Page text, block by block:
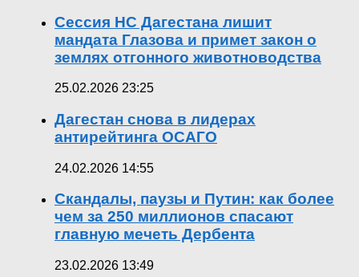
Сессия НС Дагестана лишит
мандата Глазова и примет закон о
землях отгонного животноводства
25.02.2026 23:25
Дагестан снова в лидерах
антирейтинга ОСАГО
24.02.2026 14:55
Скандалы, паузы и Путин: как более
чем за 250 миллионов спасают
главную мечеть Дербента
23.02.2026 13:49